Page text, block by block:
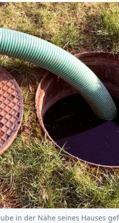
in der Nähe seines Hauses